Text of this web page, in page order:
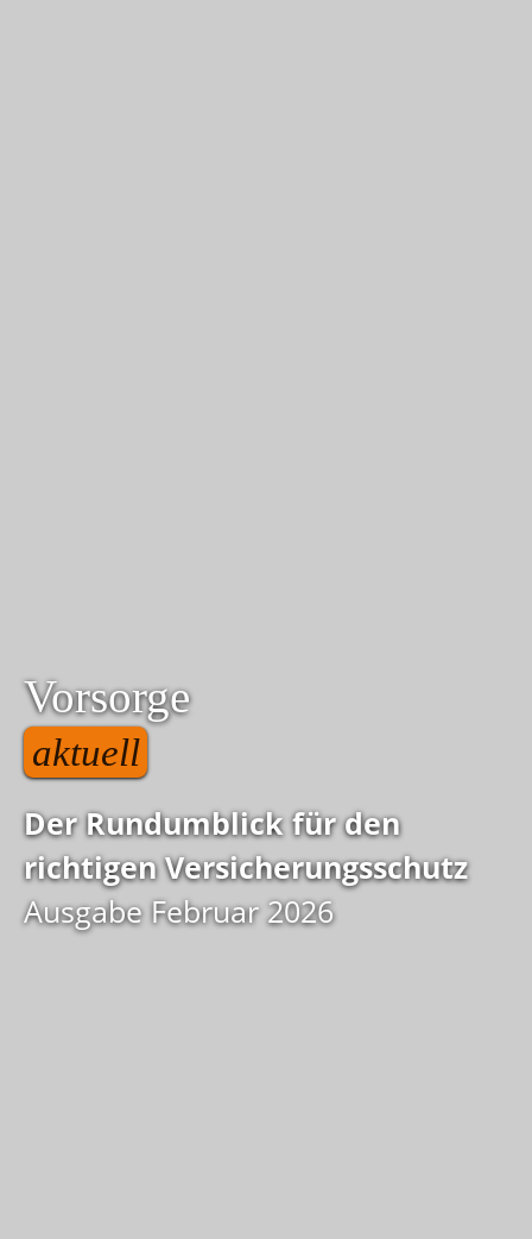
Vorsorge
aktuell
Der Rundumblick für den
richtigen Versicherungsschutz
Ausgabe Februar 2026